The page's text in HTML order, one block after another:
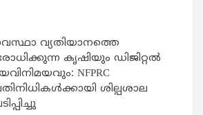
വ്യതിയാനത്തെ
കൃഷിയും ഡിജിറ്റൽ
NFPRC
ശില്പശാല